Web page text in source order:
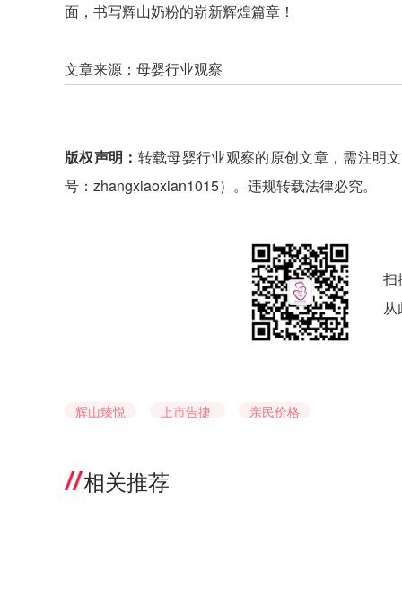
面，书写辉山奶粉的崭新辉煌篇章！
文章来源：母婴行业观察
版权声明： 转载母婴行业观察的原创文章，需注明
号：zhangxiaoxian1015）。违规转载法律必究。
扫
从
辉山臻悦 上市告捷 亲民价格
相关推荐